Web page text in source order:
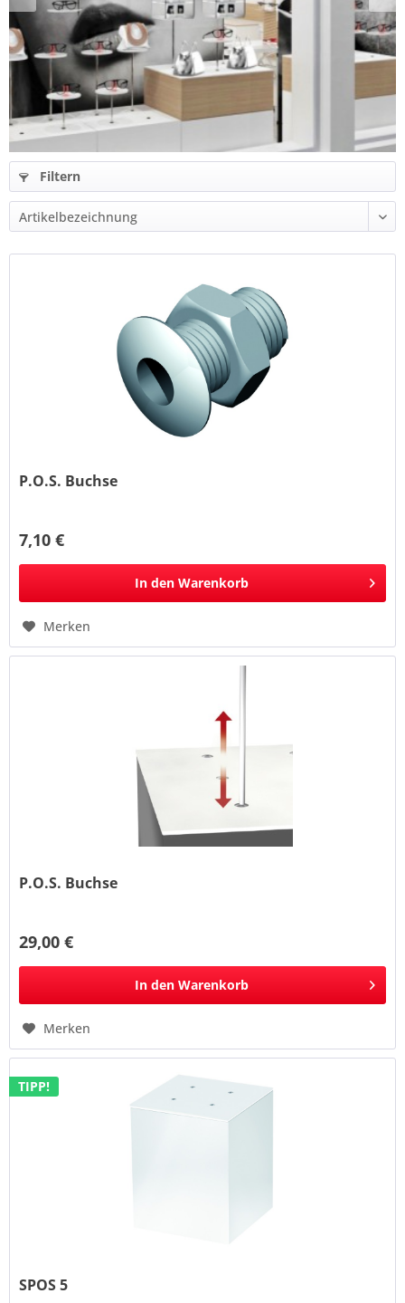
Filtern
P.O.S. Buchse
7,10 €
In den Warenkorb
Merken
P.O.S. Buchse
29,00 €
In den Warenkorb
Merken
TIPP!
SPOS 5